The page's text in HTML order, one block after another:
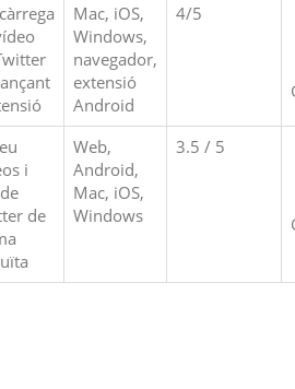
Mac, iOS,
Windows,
navegador,
extensió
Android
4/5
i
de
Web,
Android,
Mac, iOS,
Windows
3.5 / 5